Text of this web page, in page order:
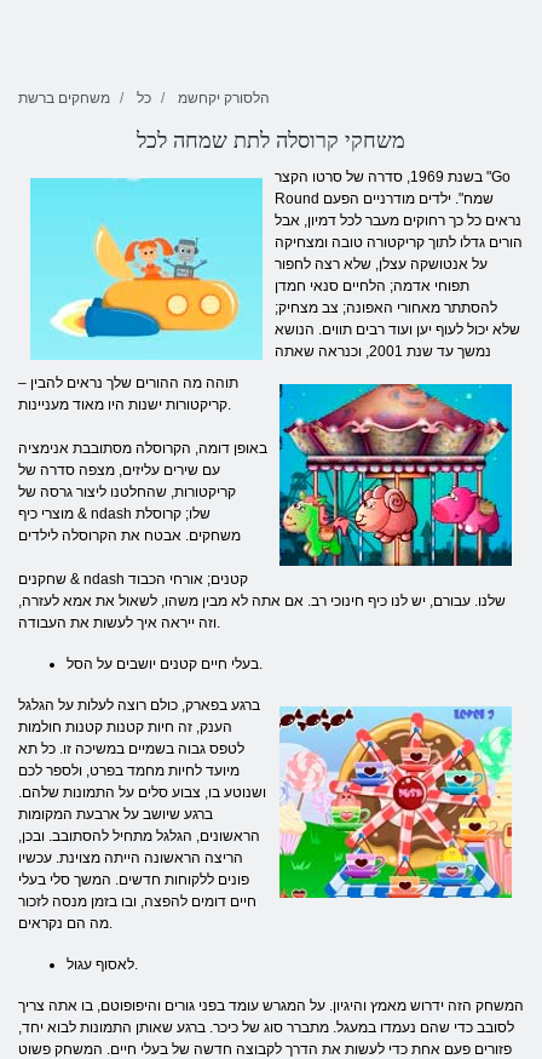
משחקים ברשת כל הלסורק יקחשמ
משחקי קרוסלה לתת שמחה לכל
בשנת 1969, סדרה של סרטו הקצר "Go
Round שמח". ילדים מודרניים הפעם
נראים כל כך רחוקים מעבר לכל דמיון, אבל
הורים גדלו לתוך קריקטורה טובה ומצחיקה
על אנטושקה עצלן, שלא רצה לחפור
תפוחי אדמה; הלחיים סנאי חמדן
להסתתר מאחורי האפונה; צב מצחיק;
שלא יכול לעוף יען ועוד רבים תווים. הנושא
נמשך עד שנת 2001, וכנראה שאתה
תוהה מה ההורים שלך נראים להבין –
קריקטורות ישנות היו מאוד מעניינות.
באופן דומה, הקרוסלה מסתובבת אנימציה
עם שירים עליזים, מצפה סדרה של
קריקטורות, שהחלטנו ליצור גרסה של
מוצרי כיף & ndash שלו; קרוסלת
משחקים. אבטח את הקרוסלה לילדים
שחקנים & ndash קטנים; אורחי הכבוד
שלנו. עבורם, יש לנו כיף חינוכי רב. אם אתה לא מבין משהו, לשאול את אמא לעזרה,
וזה ייראה איך לעשות את העבודה.
בעלי חיים קטנים יושבים על הסל.
ברגע בפארק, כולם רוצה לעלות על הגלגל
הענק, זה חיות קטנות קטנות חולמות
לטפס גבוה בשמיים במשיכה זו. כל תא
מיועד לחיות מחמד בפרט, ולספר לכם
ושנוטע בו, צבוע סלים על התמונות שלהם.
ברגע שיושב על ארבעת המקומות
הראשונים, הגלגל מתחיל להסתובב. ובכן,
הריצה הראשונה הייתה מצוינת. עכשיו
פונים ללקוחות חדשים. המשך סלי בעלי
חיים דומים להפצה, ובו בזמן מנסה לזכור
מה הם נקראים.
לאסוף עגול.
המשחק הזה ידרוש מאמץ והיגיון. על המגרש עומד בפני גורים והיפופוטם, בו אתה צריך
לסובב כדי שהם נעמדו במעגל. מתברר סוג של כיכר. ברגע שאותן התמונות לבוא יחד,
פזורים פעם אחת כדי לעשות את הדרך לקבוצה חדשה של בעלי חיים. המשחק פשוט